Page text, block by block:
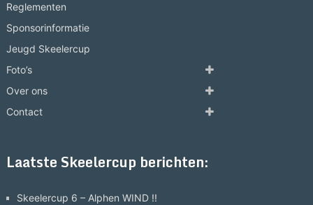
Reglementen
Sponsorinformatie
Jeugd Skeelercup
Foto’s
Over ons
Contact
Laatste Skeelercup berichten:
Skeelercup 6 – Alphen WIND !!